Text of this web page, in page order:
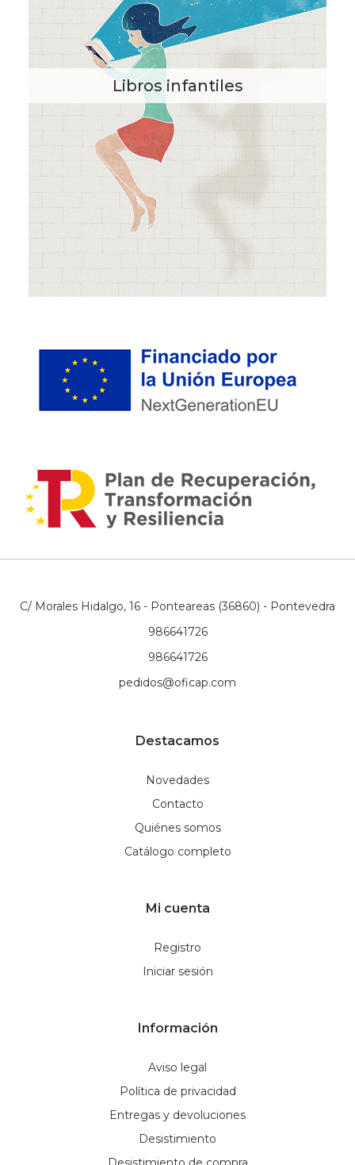
Libros infantiles
C/ Morales Hidalgo, 16 - Ponteareas (36860) - Pontevedra
986641726
986641726
pedidos@oficap.com
Destacamos
Novedades
Contacto
Quiénes somos
Catálogo completo
Mi cuenta
Registro
Iniciar sesión
Información
Aviso legal
Política de privacidad
Entregas y devoluciones
Desistimiento